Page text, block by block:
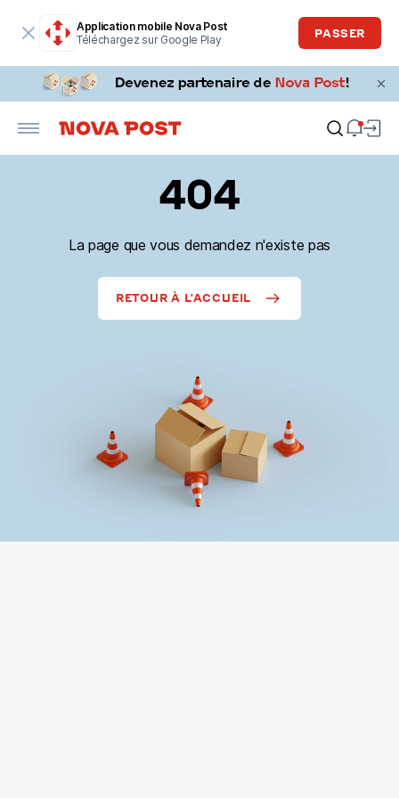
Application mobile Nova Post
Téléchargez sur Google Play
PASSER
404
La page que vous demandez n'existe pas
RETOUR À L'ACCUEIL